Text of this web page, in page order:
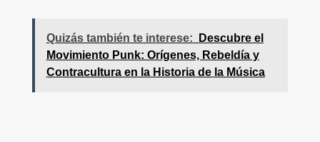
Quizás también te interese:
Descubre el
Movimiento Punk: Orígenes, Rebeldía y
Contracultura en la Historia de la Música